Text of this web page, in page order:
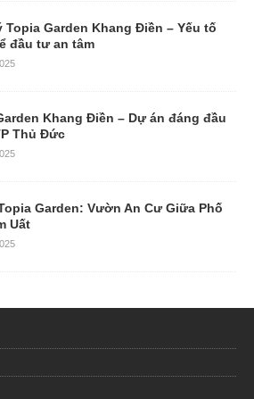
Topia Garden Khang Điền – Yếu tố
đầu tư an tâm
Khang Điền – Dự án đáng đầu
Thủ Đức
Garden: Vườn An Cư Giữa Phố
Uất